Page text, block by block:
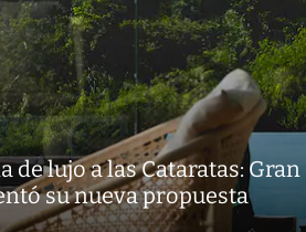
de lujo a las Cataratas: Gran
su nueva propuesta